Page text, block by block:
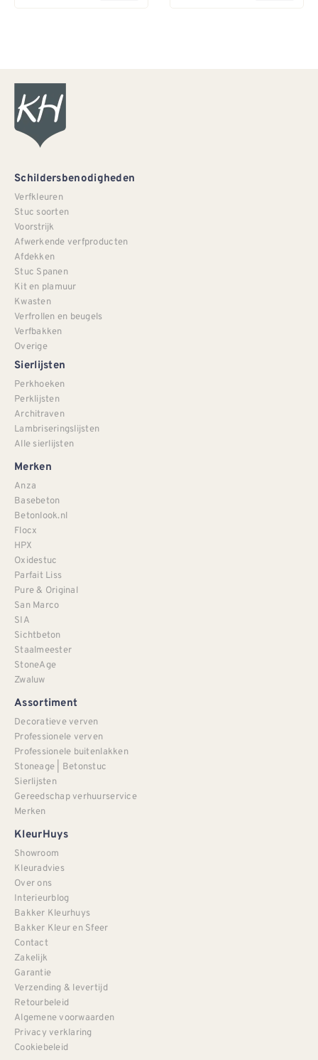
Schildersbenodigheden
Verfkleuren
Stuc soorten
Voorstrijk
Afwerkende verfproducten
Afdekken
Stuc Spanen
Kit en plamuur
Kwasten
Verfrollen en beugels
Verfbakken
Overige
Sierlijsten
Perkhoeken
Perklijsten
Architraven
Lambriseringslijsten
Alle sierlijsten
Merken
Anza
Basebeton
Betonlook.nl
Flocx
HPX
Oxidestuc
Parfait Liss
Pure & Original
San Marco
SIA
Sichtbeton
Staalmeester
StoneAge
Zwaluw
Assortiment
Decoratieve verven
Professionele verven
Professionele buitenlakken
Stoneage | Betonstuc
Sierlijsten
Gereedschap verhuurservice
Merken
KleurHuys
Showroom
Kleuradvies
Over ons
Interieurblog
Bakker Kleurhuys
Bakker Kleur en Sfeer
Contact
Zakelijk
Garantie
Verzending & levertijd
Retourbeleid
Algemene voorwaarden
Privacy verklaring
Cookiebeleid